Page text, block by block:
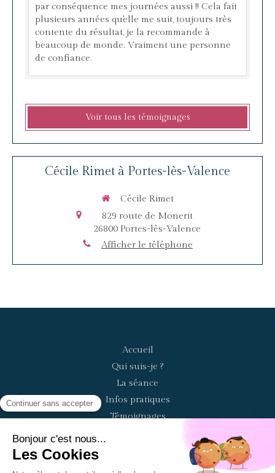
par conséquence mes journées aussi !! Cela fait
plusieurs années qu'elle me suit, toujours très
contente du résultat, je la recommande à
beaucoup de monde. Vraiment une personne
de confiance.
Voir tous les témoignages
Cécile Rimet à Portes-lès-Valence
Cécile Rimet
829 route de Monerit
26800 Portes-lès-Valence
Afficher le téléphone
Accueil
Qui suis-je ?
La séance
Infos pratiques
Témoignages
©2020 Cécile Rimet - Praticienne en hypnose